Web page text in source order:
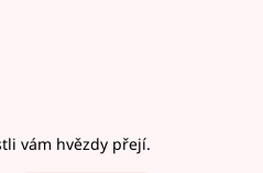
vám hvězdy přejí.